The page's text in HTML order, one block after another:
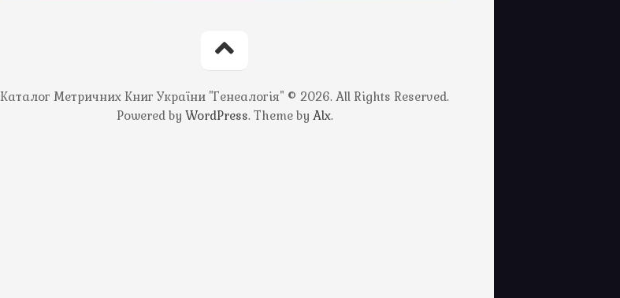
Каталог Метричних Книг України "Генеалогія" © 2026. All Rights Reserved.
Powered by WordPress. Theme by Alx.